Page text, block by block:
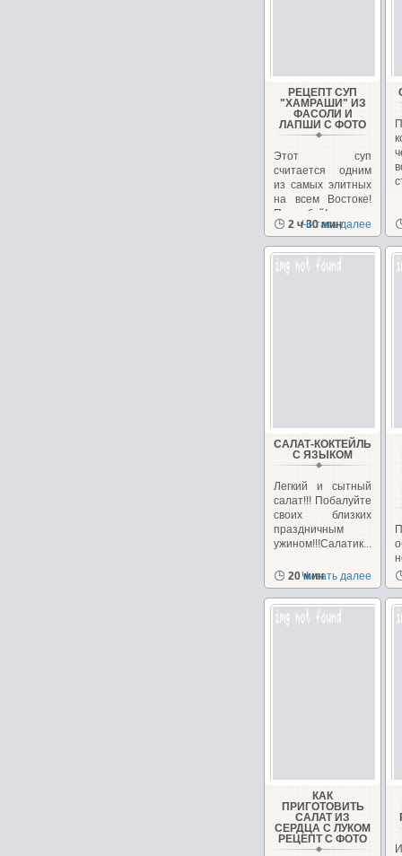
РЕЦЕПТ СУП
"ХАМРАШИ" ИЗ
ФАСОЛИ И
ЛАПШИ С ФОТО
Этот суп
считается одним
из самых элитных
на всем Востоке!
Попробуй!
2 ч 30 мин
Читать далее
САЛАТ-КОКТЕЙЛЬ
С ЯЗЫКОМ
Легкий и сытный
салат!!! Побалуйте
своих близких
праздничным
ужином!!!Салатик...
20 мин
Читать далее
КАК
ПРИГОТОВИТЬ
САЛАТ ИЗ
СЕРДЦА С ЛУКОМ
РЕЦЕПТ С ФОТО